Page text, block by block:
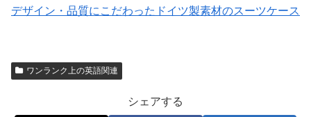
デザイン・品質にこだわったドイツ製素材のスーツケース
ワンランク上の英語関連
シェアする